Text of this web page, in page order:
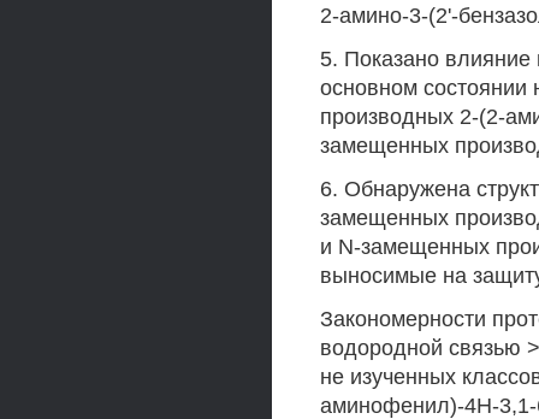
2-амино-3-(2'-
5. Показано
основном
производных 2-(2-
замещенных
6. Обнаружена
замещенных
и N-замещенных
выносимые на
Закономерности
водородной связью
не изученных
аминофенил)-4Н-3,1-